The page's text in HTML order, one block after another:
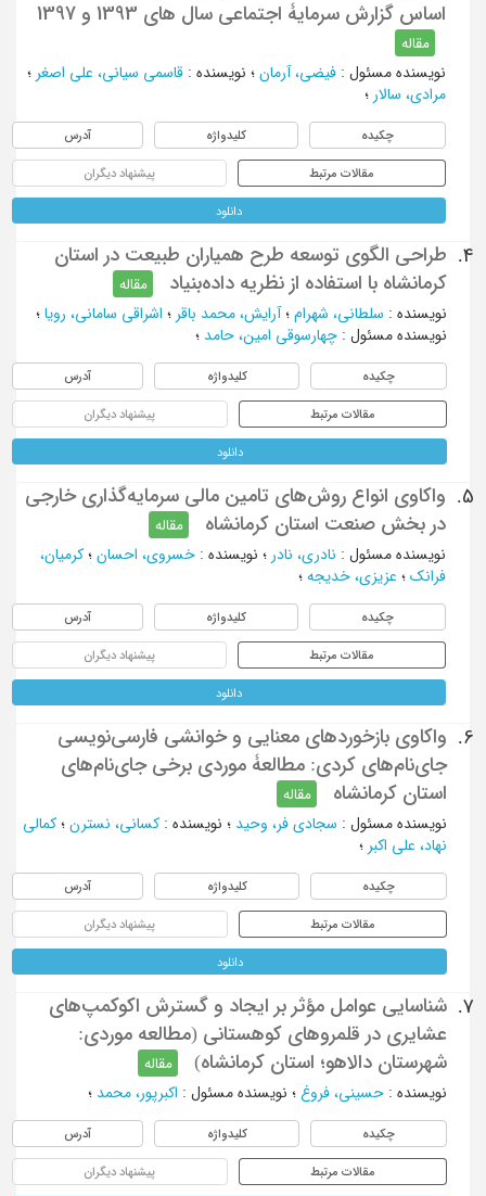
اساس گزارش سرمایۀ اجتماعی سال های 1393 و 1397
مقاله
نویسنده مسئول : فیضی، آرمان؛ نویسنده: قاسمی سیانی، علی اصغر؛
مرادی، سالار؛
چکیده کلیدواژه آدرس
مقالات مرتبط پیشنهاد دیگران
دانلود
4.
طراحی الگوی توسعه طرح همیاران طبیعت در استان
کرمانشاه با استفاده از نظریه داده‌بنیاد
مقاله
نویسنده: سلطانی، شهرام؛ آرایش، محمد باقر؛ اشراقی سامانی، رویا؛
نویسنده مسئول : چهارسوقی امین، حامد؛
چکیده کلیدواژه آدرس
مقالات مرتبط پیشنهاد دیگران
دانلود
5.
واکاوی انواع روش‌های تامین مالی سرمایه‌گذاری خارجی
در بخش‌ صنعت استان کرمانشاه
مقاله
نویسنده مسئول : نادری، نادر؛ نویسنده: خسروی، احسان؛ کرمیان،
فرانک؛ عزیزی، خدیجه؛
چکیده کلیدواژه آدرس
مقالات مرتبط پیشنهاد دیگران
دانلود
6.
واکاوی بازخوردهای معنایی و خوانشی فارسی‌نویسی
جای‌نام‌های کردی: مطالعۀ موردی برخی جای‌نام‌های
استان کرمانشاه
مقاله
نویسنده مسئول : سجادی فر، وحید؛ نویسنده: کسانی، نسترن؛ کمالی
نهاد، علی اکبر؛
چکیده کلیدواژه آدرس
مقالات مرتبط پیشنهاد دیگران
دانلود
7.
شناسایی عوامل مؤثر بر ایجاد و گسترش اکوکمپ‌های
عشایری در قلمروهای کوهستانی (مطالعه موردی:
شهرستان دالاهو؛ استان کرمانشاه)
مقاله
نویسنده: حسینی، فروغ؛ نویسنده مسئول : اکبرپور، محمد؛
چکیده کلیدواژه آدرس
مقالات مرتبط پیشنهاد دیگران